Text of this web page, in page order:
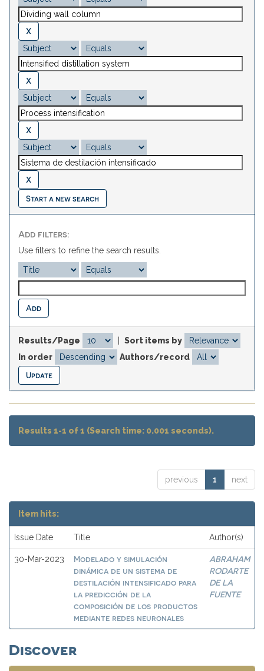
Start a new search
Add filters:
Use filters to refine the search results.
Results/Page
Sort items by
In order
Authors/record
Results 1-1 of 1 (Search time: 0.001 seconds).
previous 1 next
Item hits:
Issue Date Title Author(s)
30-Mar-2023
Modelado y simulación
dinámica de un sistema de
destilación intensificado para
la predicción de la
composición de los productos
mediante redes neuronales
ABRAHAM
RODARTE
DE LA
FUENTE
Discover